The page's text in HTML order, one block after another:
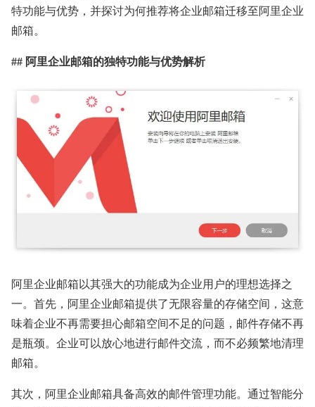
特功能与优势，并探讨为何推荐将企业邮箱迁移至阿里企业
邮箱。
## 阿里企业邮箱的独特功能与优势解析
阿里企业邮箱以其强大的功能成为企业用户的理想选择之
一。首先，阿里企业邮箱提供了无限容量的存储空间，这意
味着企业不再需要担心邮箱空间不足的问题，邮件存储不再
是瓶颈。企业可以放心地进行邮件交流，而不必频繁地清理
邮箱。
其次，阿里企业邮箱具备高效的邮件管理功能。通过智能分